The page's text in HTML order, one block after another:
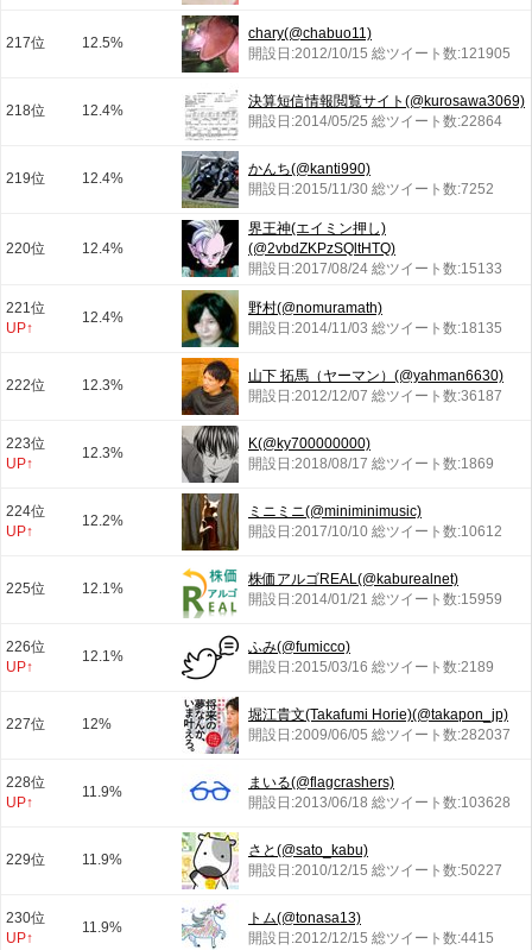
217位 12.5%
chary(@chabuo11)
開設日:2012/10/15 総ツイート数:121905
218位 12.4%
決算短信情報閲覧サイト(@kurosawa3069)
開設日:2014/05/25 総ツイート数:22864
219位 12.4%
かんち(@kanti990)
開設日:2015/11/30 総ツイート数:7252
220位 12.4%
界王神(エイミン押し)
(@2vbdZKPzSQltHTQ)
開設日:2017/08/24 総ツイート数:15133
221位
UP↑
12.4%
野村(@nomuramath)
開設日:2014/11/03 総ツイート数:18135
222位 12.3%
山下 拓馬（ヤーマン）(@yahman6630)
開設日:2012/12/07 総ツイート数:36187
223位
UP↑
12.3%
K(@ky700000000)
開設日:2018/08/17 総ツイート数:1869
224位
UP↑
12.2%
ミニミニ(@miniminimusic)
開設日:2017/10/10 総ツイート数:10612
225位 12.1%
株価アルゴREAL(@kaburealnet)
開設日:2014/01/21 総ツイート数:15959
226位
UP↑
12.1%
ふみ(@fumicco)
開設日:2015/03/16 総ツイート数:2189
227位 12%
堀江貴文(Takafumi Horie)(@takapon_jp)
開設日:2009/06/05 総ツイート数:282037
228位
UP↑
11.9%
まいる(@flagcrashers)
開設日:2013/06/18 総ツイート数:103628
229位 11.9%
さと(@sato_kabu)
開設日:2010/12/15 総ツイート数:50227
230位
UP↑
11.9%
トム(@tonasa13)
開設日:2012/12/15 総ツイート数:4415